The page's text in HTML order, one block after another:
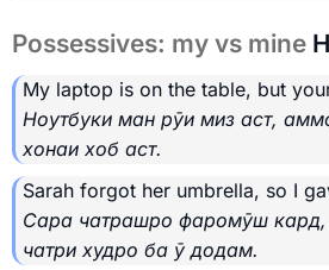
Possessives: my vs mine
My laptop is on the table, but
Ноутбуки ман рӯи миз аст,
хонаи хоб аст.
Sarah forgot her umbrella, so I
Сара чатрашро фаромӯш
чатри худро ба ӯ додам.